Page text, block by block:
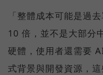
「整體成本可能是過
10 倍，並不是大部分
硬體，使用者還需要
式背景與開發資源，這